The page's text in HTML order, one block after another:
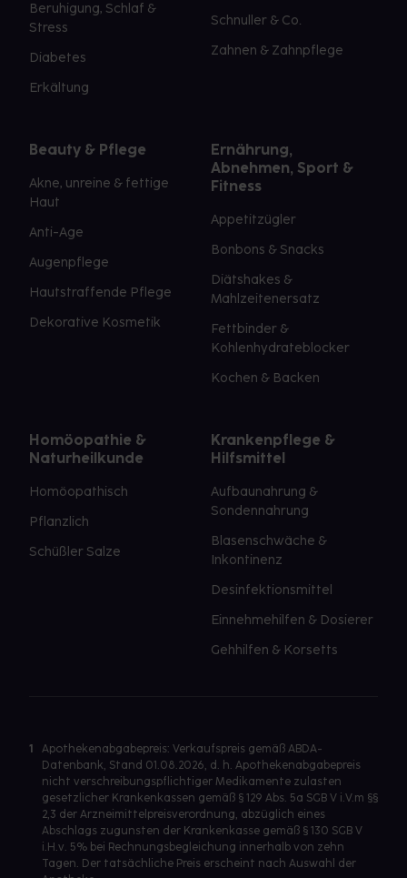
Beruhigung, Schlaf &
Stress
Diabetes
Erkältung
Schnuller & Co.
Zahnen & Zahnpflege
Beauty & Pflege
Akne, unreine & fettige
Haut
Anti-Age
Augenpflege
Hautstraffende Pflege
Dekorative Kosmetik
Ernährung,
Abnehmen, Sport &
Fitness
Appetitzügler
Bonbons & Snacks
Diätshakes &
Mahlzeitenersatz
Fettbinder &
Kohlenhydrateblocker
Kochen & Backen
Homöopathie &
Naturheilkunde
Homöopathisch
Pflanzlich
Schüßler Salze
Krankenpflege &
Hilfsmittel
Aufbaunahrung &
Sondennahrung
Blasenschwäche &
Inkontinenz
Desinfektionsmittel
Einnehmehilfen & Dosierer
Gehhilfen & Korsetts
1
Apothekenabgabepreis: Verkaufspreis gemäß ABDA-
Datenbank, Stand 01.08.2026, d. h. Apothekenabgabepreis
nicht verschreibungspflichtiger Medikamente zulasten
gesetzlicher Krankenkassen gemäß § 129 Abs. 5a SGB V i.V.m §§
2,3 der Arzneimittelpreisverordnung, abzüglich eines
Abschlags zugunsten der Krankenkasse gemäß § 130 SGB V
i.H.v. 5% bei Rechnungsbegleichung innerhalb von zehn
Tagen. Der tatsächliche Preis erscheint nach Auswahl der